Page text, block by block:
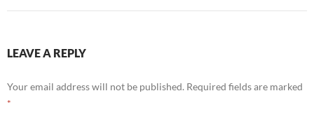
LEAVE A REPLY
Your email address will not be published. Required fields are marked
*